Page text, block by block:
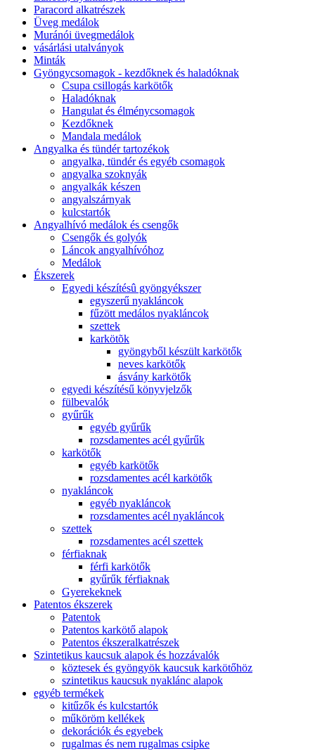
Paracord alkatrészek
Üveg medálok
Muránói üvegmedálok
vásárlási utalványok
Minták
Gyöngycsomagok - kezdőknek és haladóknak
Csupa csillogás karkötők
Haladóknak
Hangulat és élménycsomagok
Kezdőknek
Mandala medálok
Angyalka és tündér tartozékok
angyalka, tündér és egyéb csomagok
angyalka szoknyák
angyalkák készen
angyalszárnyak
kulcstartók
Angyalhívó medálok és csengők
Csengők és golyók
Láncok angyalhívóhoz
Medálok
Ékszerek
Egyedi készítésû gyöngyékszer
egyszerű nyakláncok
fűzött medálos nyakláncok
szettek
karkötõk
gyöngyből készült karkötők
neves karkötők
ásvány karkötők
egyedi készítésű könyvjelzők
fülbevalók
gyűrűk
egyéb gyűrűk
rozsdamentes acél gyűrűk
karkötők
egyéb karkötők
rozsdamentes acél karkötők
nyakláncok
egyéb nyakláncok
rozsdamentes acél nyakláncok
szettek
rozsdamentes acél szettek
férfiaknak
férfi karkötők
gyűrűk férfiaknak
Gyerekeknek
Patentos ékszerek
Patentok
Patentos karkötő alapok
Patentos ékszeralkatrészek
Szintetikus kaucsuk alapok és hozzávalók
köztesek és gyöngyök kaucsuk karkötőhöz
szintetikus kaucsuk nyaklánc alapok
egyéb termékek
kitűzők és kulcstartók
műköröm kellékek
dekorációk és egyebek
rugalmas és nem rugalmas csipke